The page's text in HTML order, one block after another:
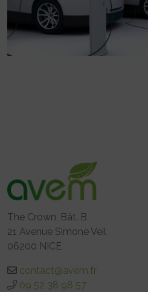
The Crown, Bât. B
21 Avenue Simone Veil
06200 NICE
contact@avem.fr
09 52 38 98 57